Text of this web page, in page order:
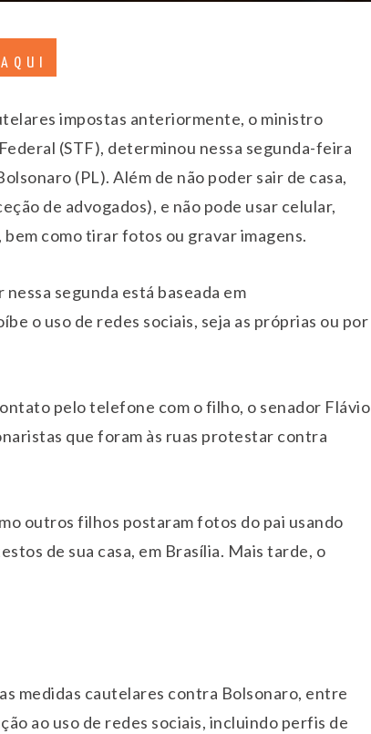
impostas anteriormente, o ministro
(STF), determinou nessa segunda-feira
(PL). Além de não poder sair de casa,
de advogados), e não pode usar celular,
como tirar fotos ou gravar imagens.
segunda está baseada em
o uso de redes sociais, seja as próprias ou por
pelo telefone com o filho, o senador Flávio
que foram às ruas protestar contra
outros filhos postaram fotos do pai usando
de sua casa, em Brasília. Mais tarde, o
medidas cautelares contra Bolsonaro, entre
ao uso de redes sociais, incluindo perfis de